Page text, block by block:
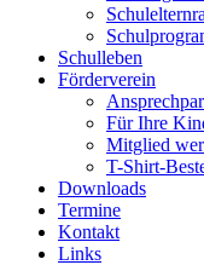
Schulleben
Förderverein
Für Ihre
Mitglied
T-Shirt-
Downloads
Termine
Kontakt
Links